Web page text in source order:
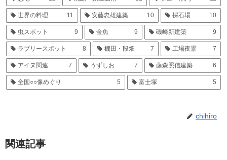
世界の料理 11 安藤忠雄建築 10 採石場 10
虫スポット 9 金魚 9 磯崎新建築 9
ラブリースポット 8 棚田・段畑 7 工場夜景 7
アイヌ関連 7 うずしお 7 藤森照信建築 6
全国○○像めぐり 5 富士塚 5
chihiro
関連記事